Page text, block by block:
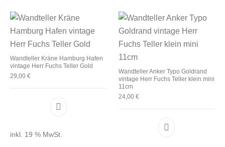
Wandteller Kräne Hamburg Hafen
vintage Herr Fuchs Teller Gold
29,00€
inkl. 19 % MwSt.
Wandteller Anker Typo Goldrand
vintage Herr Fuchs Teller klein mini
11cm
24,00 €